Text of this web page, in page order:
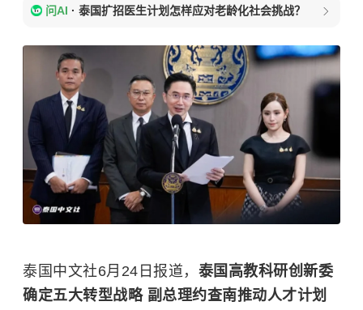
问AI · 泰国扩招医生计划怎样应对老龄化社会挑战？
泰国中文社6月24日报道， 泰国高教科研创新委
确定五大转型战略 副总理约查南推动人才计划